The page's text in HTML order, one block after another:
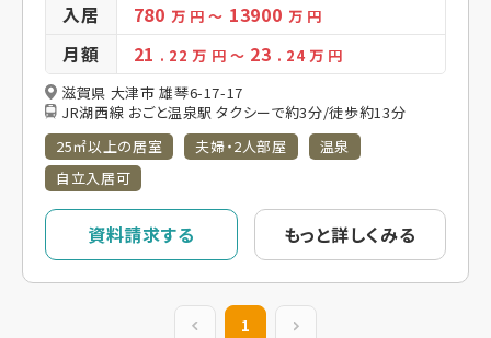
入居 780 万 円～ 13900 万 円
月額 21 . 22万 円 ～ 23 . 24万 円
滋賀県 大津市 雄琴6-17-17
JR湖西線 おごと温泉駅 タクシーで約3分/徒歩約13分
25㎡以上の居室
夫婦・2人部屋
温泉
自立入居可
資料請求する もっと詳しくみる
前の20件
1